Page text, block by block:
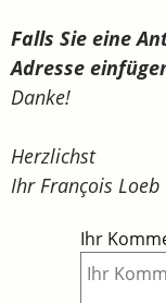
Falls Sie eine
Adresse
Danke!
Herzlichst
Ihr François Loeb
Ihr